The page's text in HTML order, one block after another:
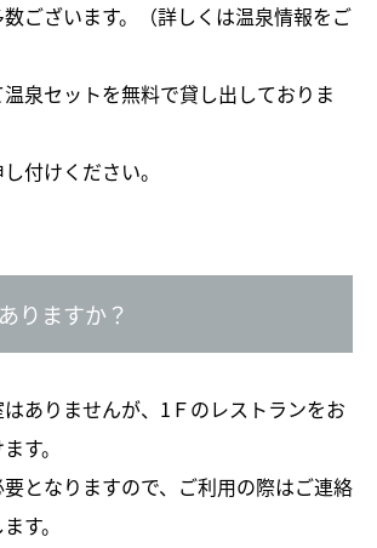
ございます。（詳しくは温泉情報をご
泉セットを無料で貸し出しておりま
付けください。
りますか？
ありませんが、1Ｆのレストランをお
す。
となりますので、ご利用の際はご連絡
す。